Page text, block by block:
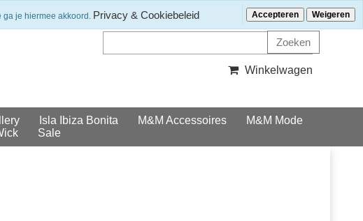
Klantenservice Nieuwsbrief ontvangen?
Winkelwagen
Isla Ibiza Bonita M&M Accessoires
M&M Mode
Sale
je hiermee akkoord. Privacy & Cookiebeleid Accepteren Weigeren